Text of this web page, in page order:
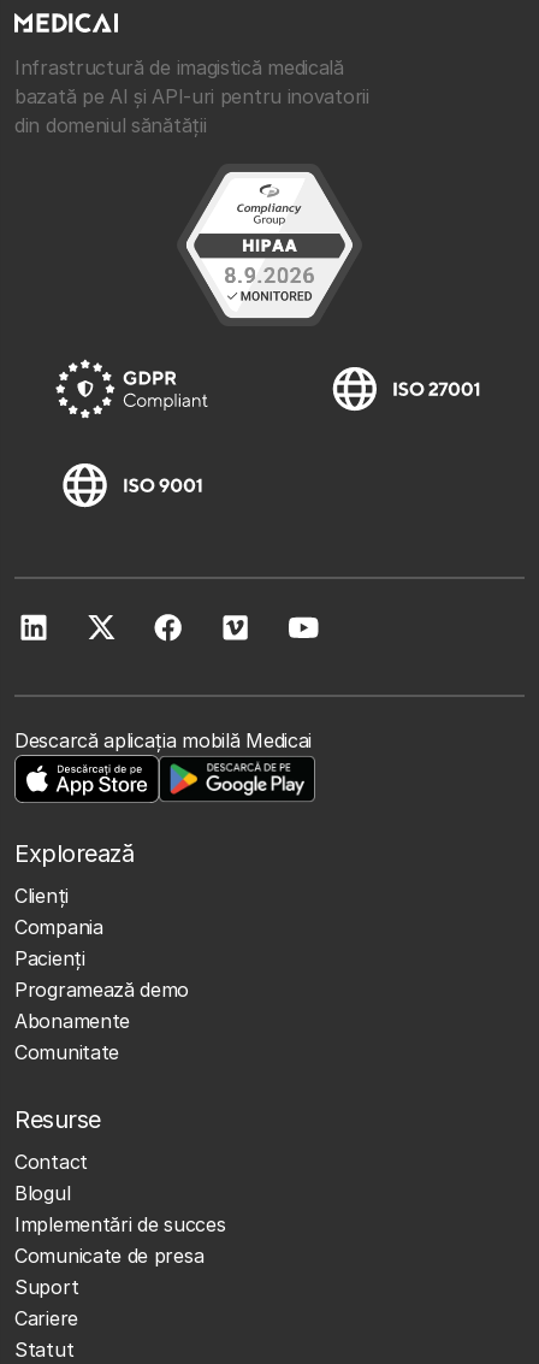
Infrastructură de imagistică medicală
bazată pe AI și API-uri pentru inovatorii
din domeniul sănătății
Descarcă aplicația mobilă Medicai
Explorează
Clienţi
Compania
Pacienți
Programează demo
Abonamente
Comunitate
Resurse
Contact
Blogul
Implementări de succes
Comunicate de presa
Suport
Cariere
Statut